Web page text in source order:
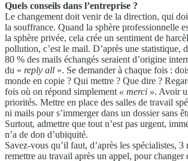
Quels conseils dans l’entreprise ?
Le changement doit venir de la direction, qui
la souffrance. Quand la sphère professionnelle
la sphère privée, cela crée un sentiment de
pollution, c’est le mail. D’après une statistique,
80 % des mails échangés seraient d’origine
du « reply all ». Se demander à chaque fois :
monde en copie ? Qui mettre ? Que dire ?
fois où on répond simplement « merci ». Avoir
priorités. Mettre en place des salles de travail
ni mails pour s’immerger dans un dossier sans
Surtout, admettre que tout n’est pas urgent,
n’a de don d’ubiquité.
Savez-vous qu’il faut, d’après les spécialistes, 3
remettre au travail après un appel, pour changer